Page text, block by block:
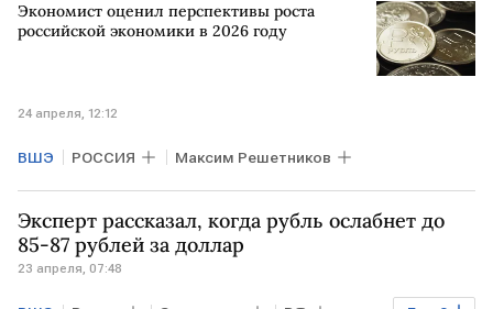
МИРЭА
Экономист оценил перспективы роста
российской экономики в 2026 году
24 апреля, 12:12
ВШЭ РОССИЯ Максим Решетников
Эксперт рассказал, когда рубль ослабнет до
85-87 рублей за доллар
23 апреля, 07:48